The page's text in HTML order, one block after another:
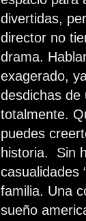
divertidas,
director no
drama.
exagerado,
desdichas de
totalmente.
puedes
historia.
Sin
casualidades
familia. Una
sueño